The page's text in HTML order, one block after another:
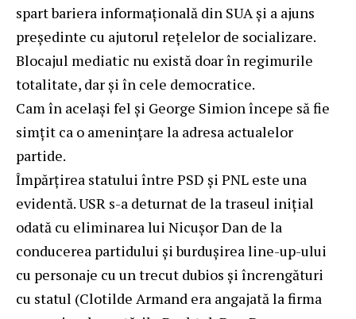
spart bariera informațională din SUA și a ajuns
președinte cu ajutorul rețelelor de socializare.
Blocajul mediatic nu există doar în regimurile
totalitate, dar și în cele democratice.
Cam în același fel și George Simion începe să fie
simțit ca o amenințare la adresa actualelor
partide.
Împărțirea statului între PSD și PNL este una
evidentă. USR s-a deturnat de la traseul inițial
odată cu eliminarea lui Nicușor Dan de la
conducerea partidului și burdușirea line-up-ului
cu personaje cu un trecut dubios și încrengături
cu statul (Clotilde Armand era angajată la firma